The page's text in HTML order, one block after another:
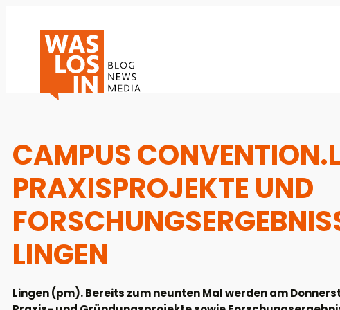
CAMPUS
PRAXISPROJEKTE UND
LINGEN
Lingen (pm). Bereits zum neunten Mal werden am